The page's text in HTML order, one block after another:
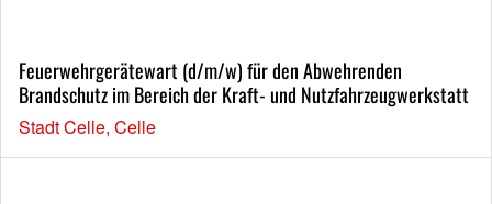
Feuerwehrgerätewart (d/m/w) für den Abwehrenden
Brandschutz im Bereich der Kraft- und Nutzfahrzeugwerkstatt
Stadt Celle, Celle